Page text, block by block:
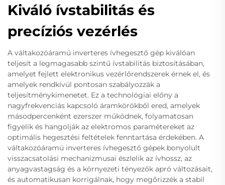
Kiváló ívstabilitás és
precíziós vezérlés
A váltakozóáramú inverteres ívhegesztő gép kiválóan
teljesít a legmagasabb szintű ívstabilitás biztosításában,
amelyet fejlett elektronikus vezérlőrendszerek érnek el, és
amelyek rendkívül pontosan szabályozzák a
teljesítménykimenetet. Ez a technológiai előny a
nagyfrekvenciás kapcsoló áramkörökből ered, amelyek
másodpercenként ezerszer működnek, folyamatosan
figyelik és hangolják az elektromos paramétereket az
optimális hegesztési feltételek fenntartása érdekében. A
váltakozóáramú inverteres ívhegesztő gépek bonyolult
visszacsatolási mechanizmusai észlelik az ívhossz, az
anyagvastagság és a környezeti tényezők apró változásait,
és automatikusan korrigálnak, hogy megőrizzék a stabil